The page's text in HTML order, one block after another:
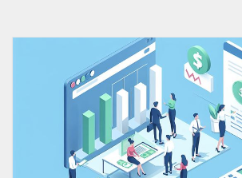
jak začít žít udržitelně, aniž
peněženku.